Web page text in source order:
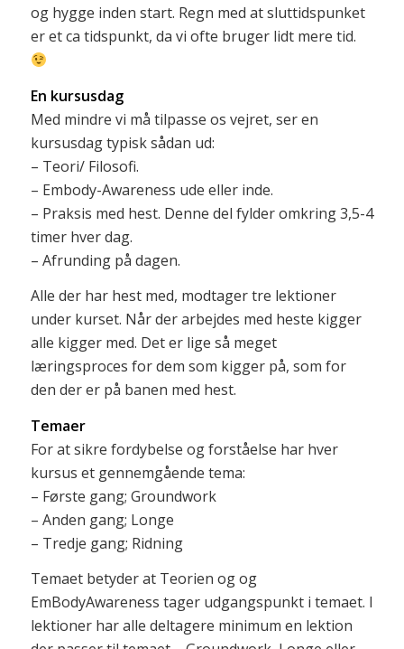
og hygge inden start. Regn med at sluttidspunket
er et ca tidspunkt, da vi ofte bruger lidt mere tid.
En kursusdag
Med mindre vi må tilpasse os vejret, ser en
kursusdag typisk sådan ud:
– Teori/ Filosofi.
– Embody-Awareness ude eller inde.
– Praksis med hest. Denne del fylder omkring 3,5-4
timer hver dag.
– Afrunding på dagen.
Alle der har hest med, modtager tre lektioner
under kurset. Når der arbejdes med heste kigger
alle kigger med. Det er lige så meget
læringsproces for dem som kigger på, som for
den der er på banen med hest.
Temaer
For at sikre fordybelse og forståelse har hver
kursus et gennemgående tema:
– Første gang; Groundwork
– Anden gang; Longe
– Tredje gang; Ridning
Temaet betyder at Teorien og og
EmBodyAwareness tager udgangspunkt i temaet. I
lektioner har alle deltagere minimum en lektion